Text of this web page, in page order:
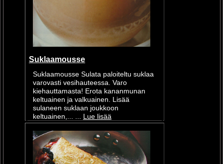
Suklaamousse
Suklaamousse Sulata paloiteltu suklaa
varovasti vesihauteessa. Varo
kiehauttamasta! Erota kananmunan
keltuainen ja valkuainen. Lisää
sulaneen suklaan joukkoon
keltuainen,... ... Lue lisää